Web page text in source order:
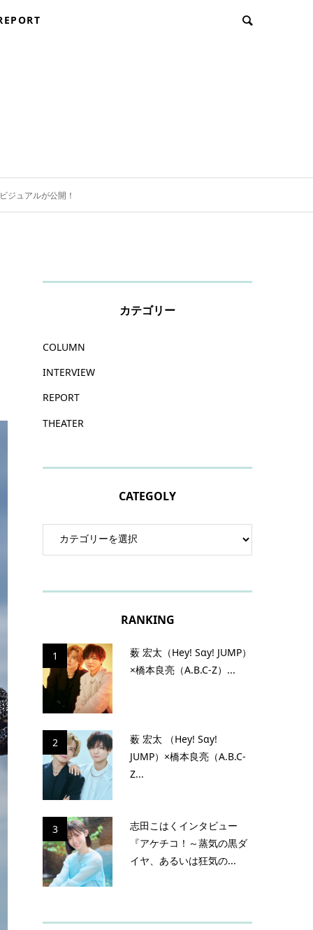
ジュアルが公開！
カテゴリー
COLUMN
INTERVIEW
REPORT
THEATER
CATEGOLY
RANKING
1
薮 宏太（Hey! Sɑy! JUMP）
×橋本良亮（A.B.C-Z）...
2
薮 宏太 （Hey! Sɑy!
JUMP）×橋本良亮（A.B.C-
Z...
3
志田こはくインタビュー
『アケチコ！～蒸気の黒ダ
イヤ、あるいは狂気の...